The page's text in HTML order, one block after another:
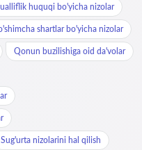
huquqi bo'yicha nizolar
shartlar bo'yicha nizolar
Qonun buzilishiga oid da'volar
Sug'urta nizolarini hal qilish